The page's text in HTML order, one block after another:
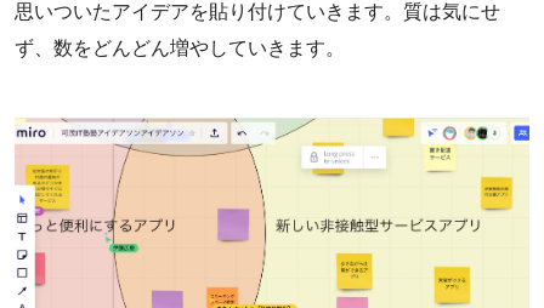
思いついたアイデアを貼り付けていきます。質は気にせ
ず、数をどんどん増やしていきます。